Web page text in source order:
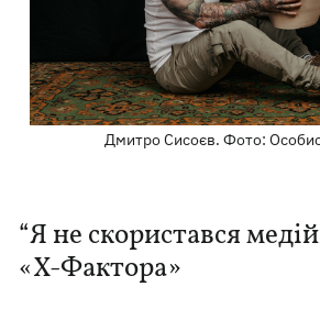
Дмитро Сисоєв. Фото:
“Я не скористався
«Х-Фактора»